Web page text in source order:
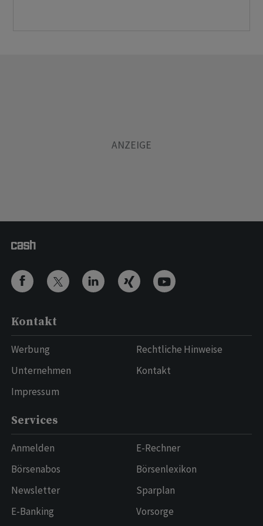
Kontakt
Werbung
Unternehmen
Impressum
Rechtliche Hinweise
Kontakt
Services
Anmelden
Börsenabos
Newsletter
E-Banking
E-Rechner
Börsenlexikon
Sparplan
Vorsorge